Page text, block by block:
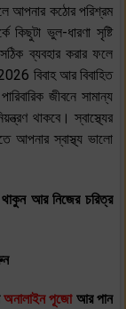
আপনার কঠোর পরিশ্রম
ভুল-ধারণা সৃষ্টি
ব্যবহার করার ফলে
বিবাহ আর বিবাহিত
জীবনে সামান্য
থাকবে। স্বাস্থ্যের
আপনার স্বাস্থ্য ভালো
আর নিজের চরিত্র
অনালাইন পূজো আর পান